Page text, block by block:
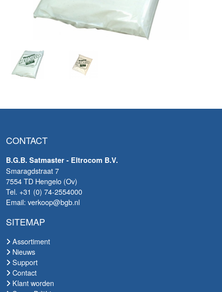
CONTACT
B.G.B. Satmaster - Eltrocom B.V.
Smaragdstraat 7
7554 TD Hengelo (Ov)
Tel. +31 (0) 74-2554000
Email: verkoop@bgb.nl
SITEMAP
Assortiment
Nieuws
Support
Contact
Klant worden